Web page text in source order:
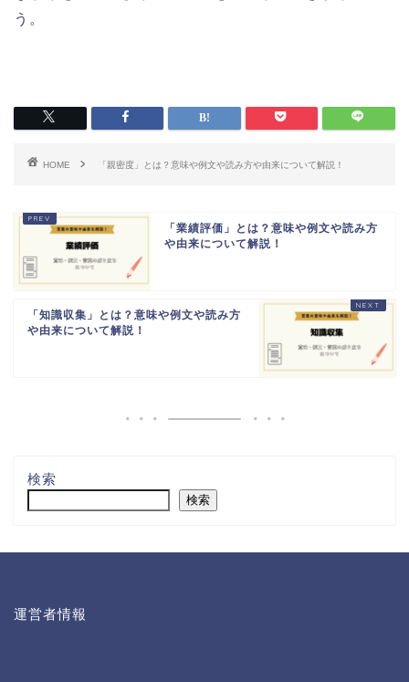
う。
HOME 「親密度」とは？意味や例文や読み方や由来について解説！
「業績評価」とは？意味や例文や読み方
や由来について解説！
「知識収集」とは？意味や例文や読み方
や由来について解説！
検索
検索
運営者情報